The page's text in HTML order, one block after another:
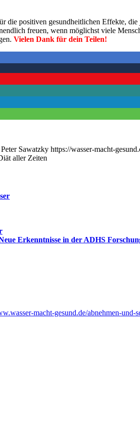
die positiven gesundheitlichen Effekte,
freuen, wenn möglichst viele
Vielen Dank für dein Teilen!
Peter Sawatzky https://wasser-macht-
aller Zeiten
Erkenntnisse in der ADHS
macht-gesund.de/abnehmen-